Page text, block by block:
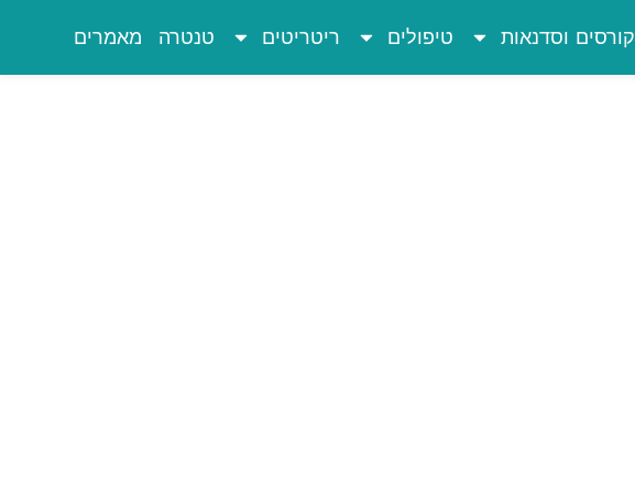
קורסים וסדנאות טיפולים ריטריטים טנטרה מאמרים